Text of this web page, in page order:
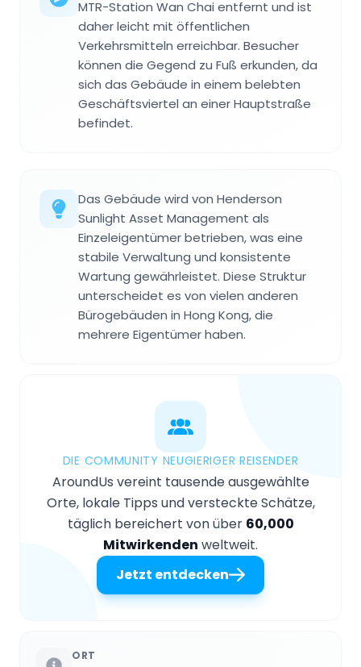
MTR-Station Wan Chai entfernt und ist
daher leicht mit öffentlichen
Verkehrsmitteln erreichbar. Besucher
können die Gegend zu Fuß erkunden, da
sich das Gebäude in einem belebten
Geschäftsviertel an einer Hauptstraße
befindet.
Das Gebäude wird von Henderson
Sunlight Asset Management als
Einzeleigentümer betrieben, was eine
stabile Verwaltung und konsistente
Wartung gewährleistet. Diese Struktur
unterscheidet es von vielen anderen
Bürogebäuden in Hong Kong, die
mehrere Eigentümer haben.
DIE COMMUNITY NEUGIERIGER REISENDER
AroundUs vereint tausende ausgewählte
Orte, lokale Tipps und versteckte Schätze,
täglich bereichert von über 60,000
Mitwirkenden weltweit.
Jetzt entdecken
ORT